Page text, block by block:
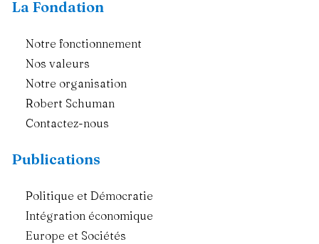
La Fondation
Notre fonctionnement
Nos valeurs
Notre organisation
Robert Schuman
Contactez-nous
Publications
Politique et Démocratie
Intégration économique
Europe et Sociétés